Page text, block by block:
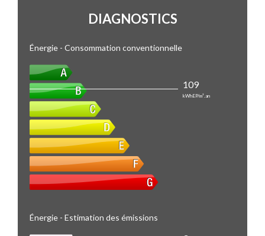
DIAGNOSTICS
Énergie - Consommation conventionnelle
109
kWhEP/m².an
Énergie - Estimation des émissions